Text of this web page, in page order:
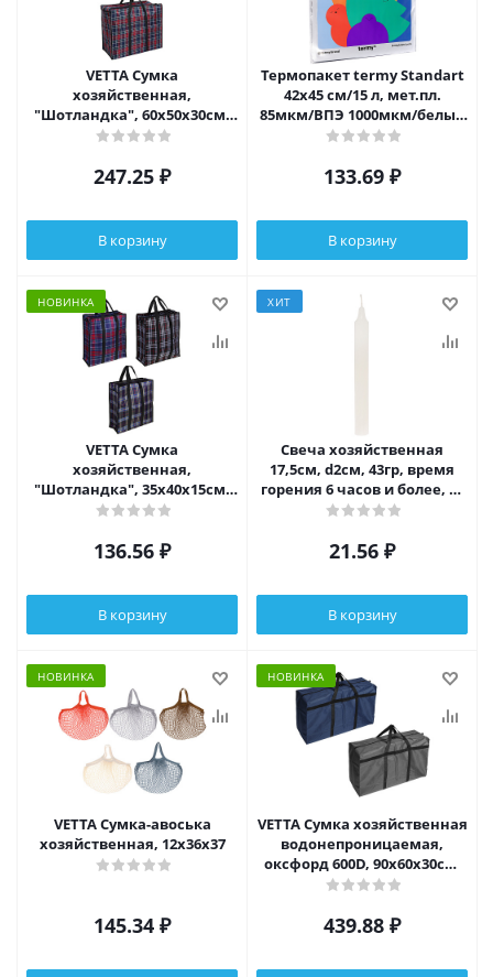
VETTA Сумка
хозяйственная,
"Шотландка", 60х50х30см,
90л, до 12кг, полипропилен,
247.25 ₽
В корзину
Термопакет termy Standart
42х45 см/15 л, мет.пл.
85мкм/ВПЭ 1000мкм/белый
ПВД 45мкм
133.69 ₽
В корзину
НОВИНКА
VETTA Сумка
хозяйственная,
"Шотландка", 35x40x15см,
21л, до 8кг, полипропилен, 3
136.56 ₽
В корзину
ХИТ
Свеча хозяйственная
17,5см, d2см, 43гр, время
горения 6 часов и более, №
55
21.56 ₽
В корзину
НОВИНКА
VETTA Сумка-авоська
хозяйственная, 12х36х37
145.34 ₽
НОВИНКА
VETTA Сумка хозяйственная
водонепроницаемая,
оксфорд 600D, 90х60х30см,
160 литров, до 50кг, 2 цвета
439.88 ₽